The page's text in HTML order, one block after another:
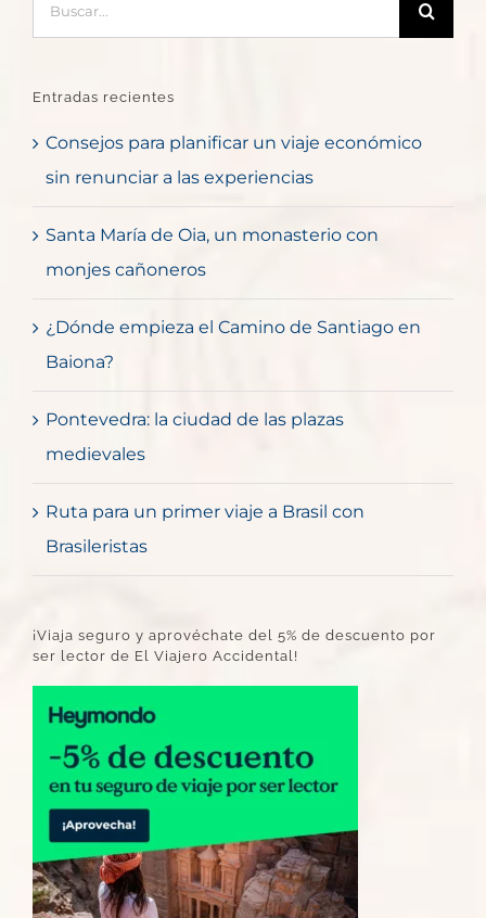
Entradas recientes
Consejos para planificar un viaje económico
sin renunciar a las experiencias
Santa María de Oia, un monasterio con
monjes cañoneros
¿Dónde empieza el Camino de Santiago en
Baiona?
Pontevedra: la ciudad de las plazas
medievales
Ruta para un primer viaje a Brasil con
Brasileristas
¡Viaja seguro y aprovéchate del 5% de descuento por
ser lector de El Viajero Accidental!